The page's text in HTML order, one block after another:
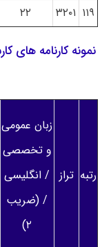
۱۱۹ ۳۲۰۱ ۲۲
رتبه تراز
زبان عمومی
و تخصصی
/ انگلیسی
/ (ضریب
۲)